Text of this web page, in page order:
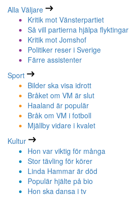
Alla Väljare
Kritik mot Vänsterpartiet
Så vill partierna hjälpa flyktingar
Kritik mot Jomshof
Politiker reser i Sverige
Färre assistenter
Sport
Bilder ska visa idrott
Bråket om VM är slut
Haaland är populär
Bråk om VM i fotboll
Mjällby vidare i kvalet
Kultur
Hon var viktig för många
Stor tävling för körer
Linda Hammar är död
Populär hjälte på bio
Hon ska dansa i tv